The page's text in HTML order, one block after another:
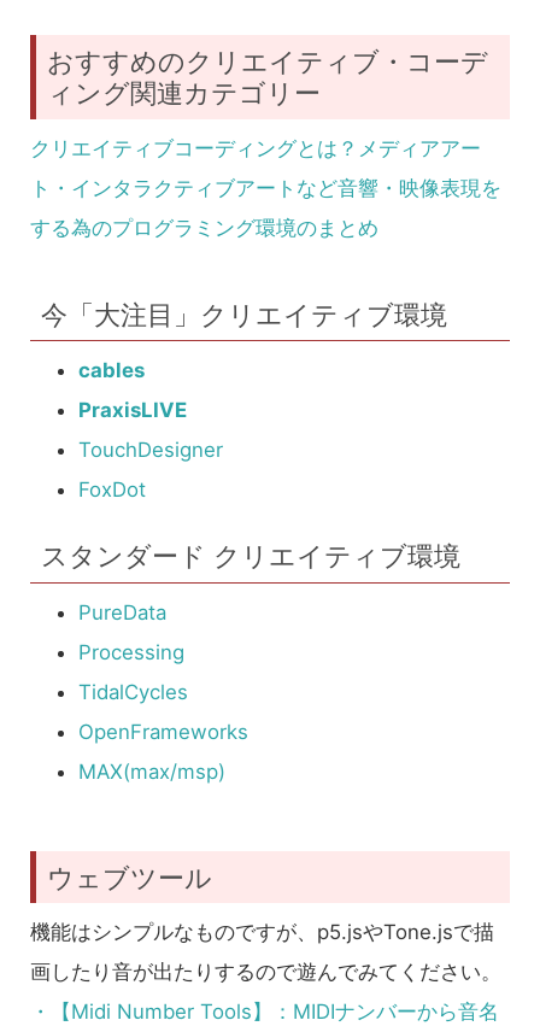
おすすめのクリエイティブ・コーデ
ィング関連カテゴリー
クリエイティブコーディングとは？メディアアー
ト・インタラクティブアートなど音響・映像表現を
する為のプログラミング環境のまとめ
今「大注目」クリエイティブ環境
cables
PraxisLIVE
TouchDesigner
FoxDot
スタンダード クリエイティブ環境
PureData
Processing
TidalCycles
OpenFrameworks
MAX(max/msp)
ウェブツール
機能はシンプルなものですが、p5.jsやTone.jsで描
画したり音が出たりするので遊んでみてください。
・【Midi Number Tools】：MIDIナンバーから音名